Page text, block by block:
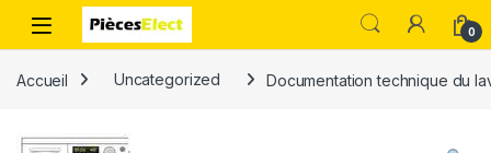
0
Accueil Uncategorized Documentation technique du